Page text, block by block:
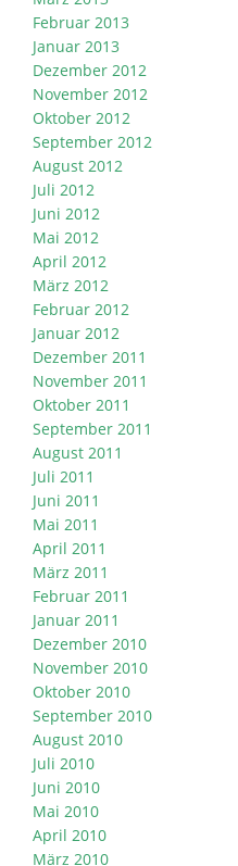
Februar 2013
Januar 2013
Dezember 2012
November 2012
Oktober 2012
September 2012
August 2012
Juli 2012
Juni 2012
Mai 2012
April 2012
März 2012
Februar 2012
Januar 2012
Dezember 2011
November 2011
Oktober 2011
September 2011
August 2011
Juli 2011
Juni 2011
Mai 2011
April 2011
März 2011
Februar 2011
Januar 2011
Dezember 2010
November 2010
Oktober 2010
September 2010
August 2010
Juli 2010
Juni 2010
Mai 2010
April 2010
März 2010